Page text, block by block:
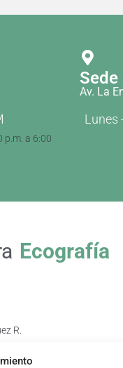
p.m. a 6:00
Av. La
Lunes
Ecografía